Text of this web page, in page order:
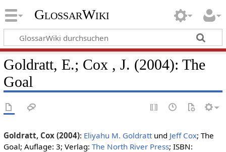
GlossarWiki
Goldratt, E.; Cox , J. (2004): The
Goal
Goldratt, Cox (2004): Eliyahu M. Goldrattund Jeff Cox; The
Goal; Auflage: 3; Verlag: The North River Press; ISBN: